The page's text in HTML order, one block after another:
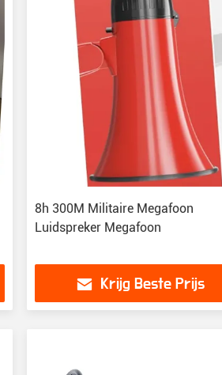
8h 300M Militaire Megafoon
Luidspreker Megafoon
Krijg Beste Prijs